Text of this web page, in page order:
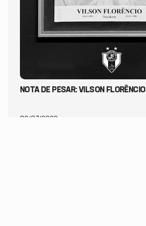
NOTA DE PESAR: VILSON FLORÊNCIO
02/07/2026